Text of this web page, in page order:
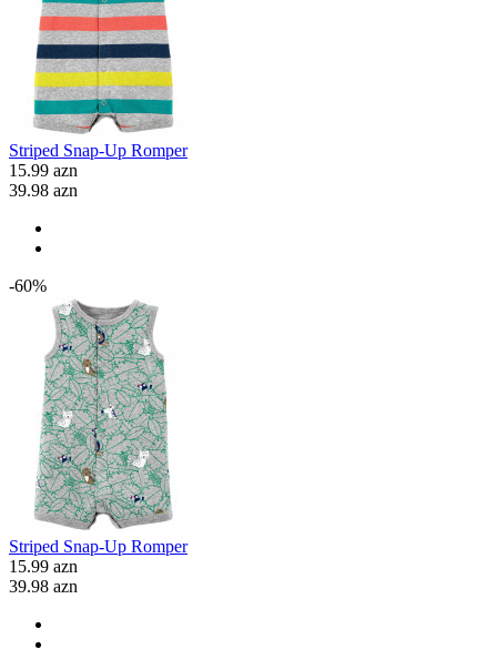
Striped Snap-Up Romper
15.99 azn
39.98 azn
-60%
Striped Snap-Up Romper
15.99 azn
39.98 azn